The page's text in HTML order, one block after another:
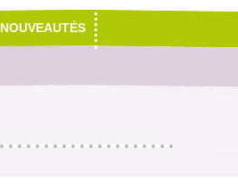
NOUVEAUTÉS